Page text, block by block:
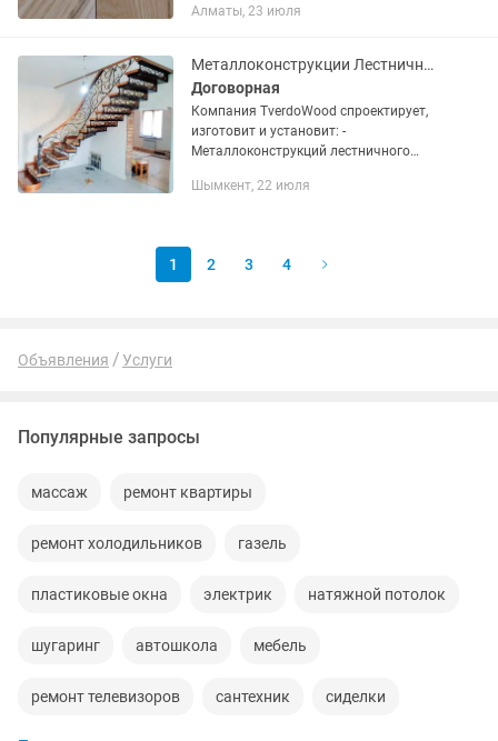
паркете, ламинате, деревянных
Гарантия моей...
Алматы, 23 июля
Металлоконструкции Лестничных Маршей.
Договорная
Компания TverdoWood спроектирует,
изготовит и установит: -
Металлоконструкций лестничного
Металлоконструкций лестничного
Шымкент, 22 июля
1 2 3 4
Объявления Услуги
Популярные запросы
массаж ремонт квартиры
ремонт холодильников газель
пластиковые окна электрик натяжной потолок
шугаринг автошкола мебель
ремонт телевизоров сантехник сиделки